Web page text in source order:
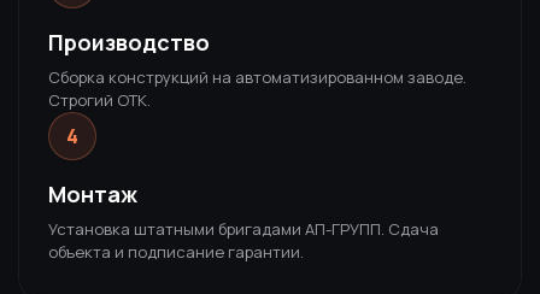
Производство
Сборка конструкций на автоматизированном заводе.
Строгий ОТК.
4
Монтаж
Установка штатными бригадами АП-ГРУПП. Сдача
объекта и подписание гарантии.